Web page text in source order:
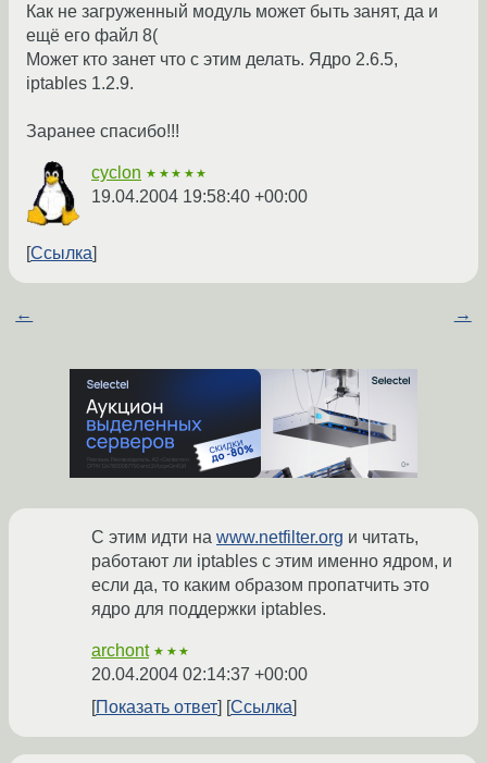
Как не загруженный модуль может быть занят, да и
ещё его файл 8(
Может кто занет что с этим делать. Ядро 2.6.5,
iptables 1.2.9.
Заранее спасибо!!!
cyclon ★★★★★
19.04.2004 19:58:40 +00:00
Ссылка
← →
С этим идти на www.netfilter.org и читать,
работают ли iptables с этим именно ядром, и
если да, то каким образом пропатчить это
ядро для поддержки iptables.
archont ★★★
20.04.2004 02:14:37 +00:00
Показать ответ
Ссылка